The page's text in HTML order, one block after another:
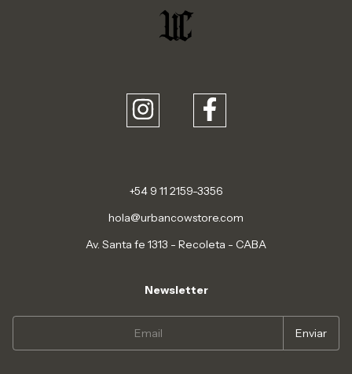
+54 9 11 2159-3356
hola@urbancowstore.com
Av. Santa fe 1313 - Recoleta - CABA
Newsletter